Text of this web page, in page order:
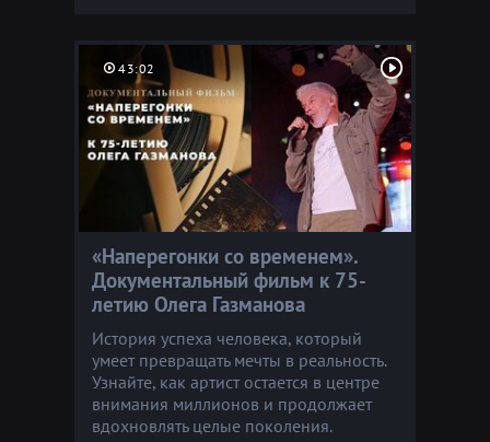
43:02
«Наперегонки со временем».
Документальный фильм к 75-
летию Олега Газманова
История успеха человека, который
умеет превращать мечты в реальность.
Узнайте, как артист остается в центре
внимания миллионов и продолжает
вдохновлять целые поколения.